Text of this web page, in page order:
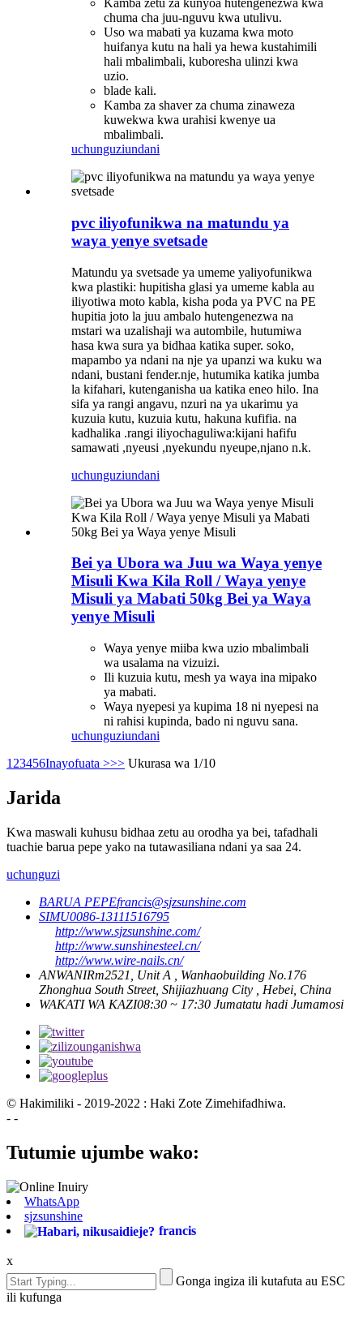
Kamba zetu za kunyoa hutengenezwa kwa
chuma cha juu-nguvu kwa utulivu.
Uso wa mabati ya kuzama kwa moto
huifanya kutu na hali ya hewa kustahimili
hali mbalimbali, kuboresha ulinzi kwa
uzio.
blade kali.
Kamba za shaver za chuma zinaweza
kuwekwa kwa urahisi kwenye ua
mbalimbali.
uchunguziundani
pvc iliyofunikwa na matundu ya
waya yenye svetsade
Matundu ya svetsade ya umeme yaliyofunikwa
kwa plastiki: hupitisha glasi ya umeme kabla au
iliyotiwa moto kabla, kisha poda ya PVC na PE
hupitia joto la juu ambalo hutengenezwa na
mstari wa uzalishaji wa autombile, hutumiwa
hasa kwa sura ya bidhaa katika super. soko,
mapambo ya ndani na nje ya upanzi wa kuku wa
ndani, bustani fender.nje, hutumika katika jumba
la kifahari, kutenganisha ua katika eneo hilo. Ina
sifa ya rangi angavu, nzuri na ya ukarimu ya
kuzuia kutu, kuzuia kutu, hakuna kufifia. na
kadhalika .rangi iliyochaguliwa:kijani hafifu
samawati ,nyeusi ,nyekundu nyeupe,njano n.k.
uchunguziundani
Bei ya Ubora wa Juu wa Waya yenye
Misuli Kwa Kila Roll / Waya yenye
Misuli ya Mabati 50kg Bei ya Waya
yenye Misuli
Waya yenye miiba kwa uzio mbalimbali
wa usalama na vizuizi.
Ili kuzuia kutu, mesh ya waya ina mipako
ya mabati.
Waya nyepesi ya kupima 18 ni nyepesi na
ni rahisi kupinda, bado ni nguvu sana.
uchunguziundani
1 23456Inayofuata >>> Ukurasa wa 1/10
Jarida
Kwa maswali kuhusu bidhaa zetu au orodha ya bei, tafadhali
tuachie barua pepe yako na tutawasiliana ndani ya saa 24.
uchunguzi
BARUA PEPEfrancis@sjzsunshine.com
SIMU0086-13111516795
http://www.sjzsunshine.com/
http://www.sunshinesteel.cn/
http://www.wire-nails.cn/
ANWANIRm2521, Unit A , Wanhaobuilding No.176
Zhonghua South Street, Shijiazhuang City , Hebei, China
WAKATI WA KAZI08:30 ~ 17:30 Jumatatu hadi Jumamosi
© Hakimiliki - 2019-2022 : Haki Zote Zimehifadhiwa.
- -
Tutumie ujumbe wako:
WhatsApp
sjzsunshine
francis
x
Gonga ingiza ili kutafuta au ESC
ili kufunga